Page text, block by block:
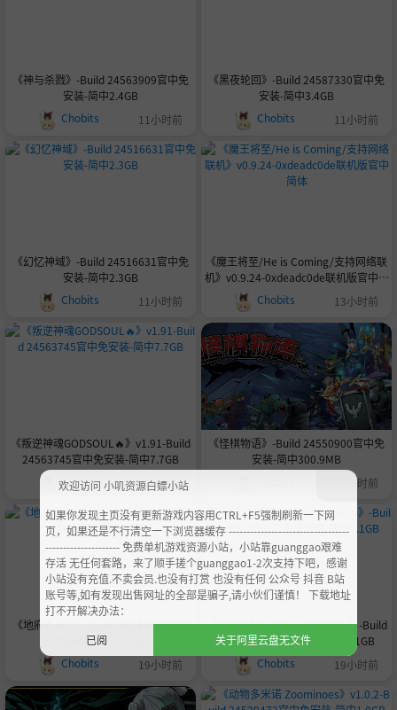
《神与杀戮》-Build 24563909官中免
安装-简中2.4GB
Chobits
11小时前
《黑夜轮回》-Build 24587330官中免
安装-简中3.4GB
Chobits
11小时前
《幻忆神域》-Build 24516631官中免
安装-简中2.3GB
Chobits
11小时前
《魔王将至/He is Coming/支持网络联
机》v0.9.24-0xdeadc0de联机版官中简
Chobits 13小时前
《叛逆神魂GODSOUL🔥》v1.91-Build
24563745官中免安装-简中7.7GB
Chobits
18小时前
《怪棋物语》-Build 24550900官中免
安装-简中300.9MB
19小时前
《地府有点忙》-Build 24549977官中
免安装-简中3.1GB
Chobits
19小时前
《命运&通胀 -Fate&Inflation-》-Build
24551661官中免安装-简中2.1GB
Chobits
19小时前
欢迎访问 小叽资源白嫖小站
如果你发现主页没有更新游戏内容用CTRL+F5强制刷新一下网
页，如果还是不行清空一下浏览器缓存 ----------------------------------
--------------------- 免费单机游戏资源小站，小站靠guanggao艰难
存活 无任何套路，来了顺手搓个guanggao1-2次支持下吧，感谢
小站没有充值.不卖会员.也没有打赏 也没有任何 公众号 抖音 B站
账号等,如有发现出售网址的全部是骗子,请小伙们谨慎！ 下载地址
打不开解决办法：
已阅
关于阿里云盘无文件